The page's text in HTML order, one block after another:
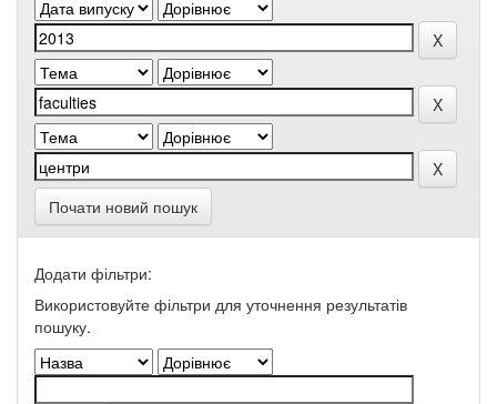
Почати новий пошук
Додати фільтри:
Використовуйте фільтри для уточнення результатів
пошуку.